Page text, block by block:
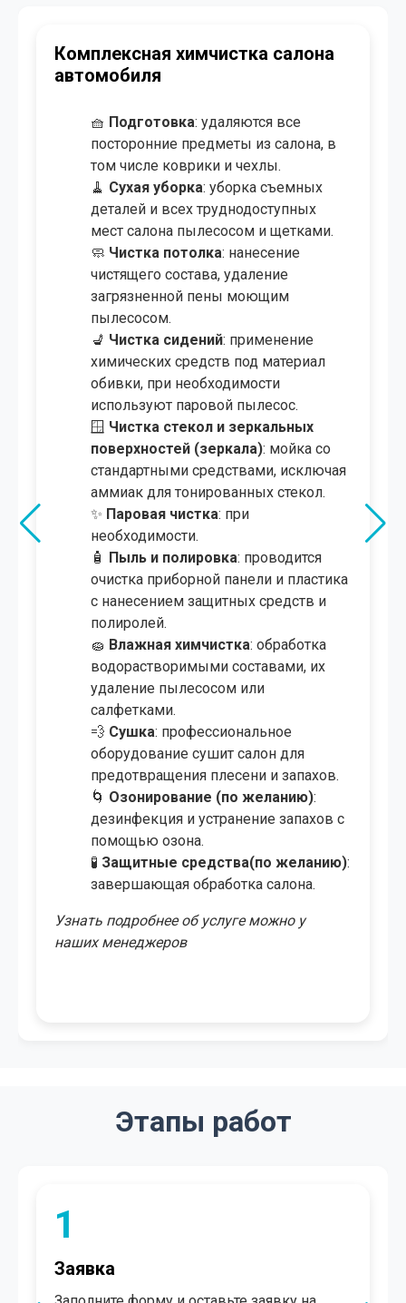
Комплексная химчистка салона
автомобиля
🧺 Подготовка: удаляются все
посторонние предметы из салона, в
том числе коврики и чехлы.
🧹 Сухая уборка: уборка съемных
деталей и всех труднодоступных
мест салона пылесосом и щетками.
🧼 Чистка потолка: нанесение
чистящего состава, удаление
загрязненной пены моющим
пылесосом.
💺 Чистка сидений: применение
химических средств под материал
обивки, при необходимости
используют паровой пылесос.
🪟 Чистка стекол и зеркальных
поверхностей (зеркала): мойка со
стандартными средствами, исключая
аммиак для тонированных стекол.
✨ Паровая чистка: при
необходимости.
🧴 Пыль и полировка: проводится
очистка приборной панели и пластика
с нанесением защитных средств и
полиролей.
🧽 Влажная химчистка: обработка
водорастворимыми составами, их
удаление пылесосом или
салфетками.
💨 Сушка: профессиональное
оборудование сушит салон для
предотвращения плесени и запахов.
🌀 Озонирование (по желанию):
дезинфекция и устранение запахов с
помощью озона.
🧪 Защитные средства(по желанию):
завершающая обработка салона.
Узнать подробнее об услуге можно у
наших менеджеров
Этапы работ
1
Заявка